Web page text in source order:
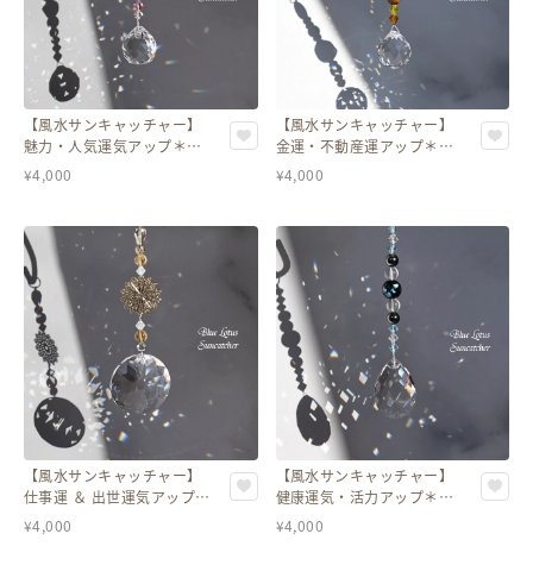
【風水サンキャッチャー】
魅力・人気運気アップ＊ロ
ーズクォーツ入り
¥4,000
【風水サンキャッチャー】
金運・不動産運アップ＊タ
イガーアイ入り
¥4,000
【風水サンキャッチャー】
仕事運 ＆ 出世運気アップ＊
シトリン入り
¥4,000
【風水サンキャッチャー】
健康運気・活力アップ＊ヘ
マタイト＆水晶入り
¥4,000